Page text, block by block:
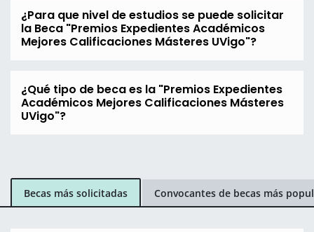
¿Para que nivel de estudios se puede solicitar
la Beca "Premios Expedientes Académicos
Mejores Calificaciones Másteres UVigo"?
¿Qué tipo de beca es la "Premios Expedientes
Académicos Mejores Calificaciones Másteres
UVigo"?
Becas más solicitadas Convocantes de becas más